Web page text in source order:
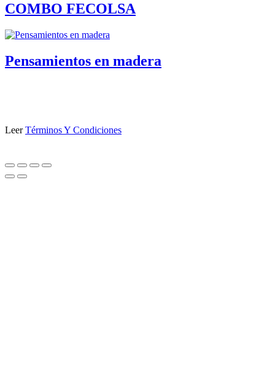
COMBO FECOLSA
Pensamientos en madera
LeerTérminos Y Condiciones